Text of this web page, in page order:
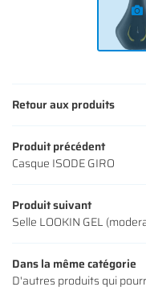
CONTACT
Retour aux produits
Produit précédent
Casque ISODE GIRO
Produit suivant
Selle LOOKIN GEL
Dans la même catégorie
D'autres produits qui